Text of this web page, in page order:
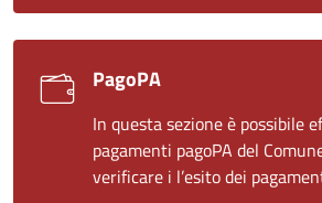
PagoPA
In questa sezione è possibile
pagamenti pagoPA del
verificare i l’esito dei